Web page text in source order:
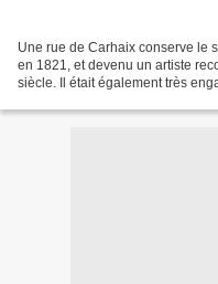
Une rue de Carhaix conserve le
en 1821, et devenu un artiste
siècle. Il était également très